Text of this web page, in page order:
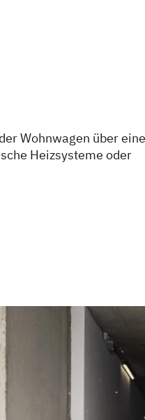
Wohnwagen über eine
Heizsysteme oder